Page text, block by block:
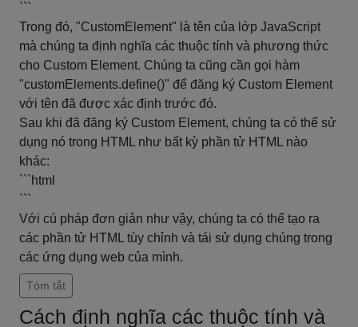
```
Trong đó, "CustomElement" là tên của lớp JavaScript
mà chúng ta định nghĩa các thuộc tính và phương thức
cho Custom Element. Chúng ta cũng cần gọi hàm
"customElements.define()" để đăng ký Custom Element
với tên đã được xác định trước đó.
Sau khi đã đăng ký Custom Element, chúng ta có thể sử
dụng nó trong HTML như bất kỳ phần tử HTML nào
khác:
```html
```
Với cú pháp đơn giản như vậy, chúng ta có thể tạo ra
các phần tử HTML tùy chỉnh và tái sử dụng chúng trong
các ứng dụng web của mình.
Tóm tắt
Cách định nghĩa các thuộc tính và